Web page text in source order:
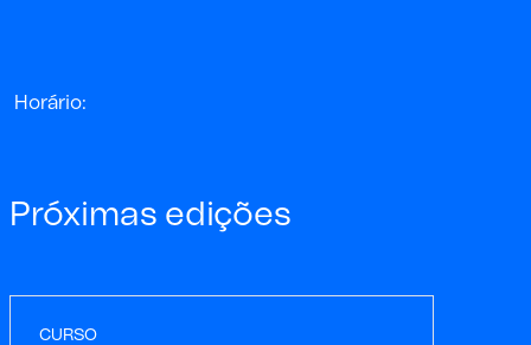
Horário:
Próximas edições
CURSO